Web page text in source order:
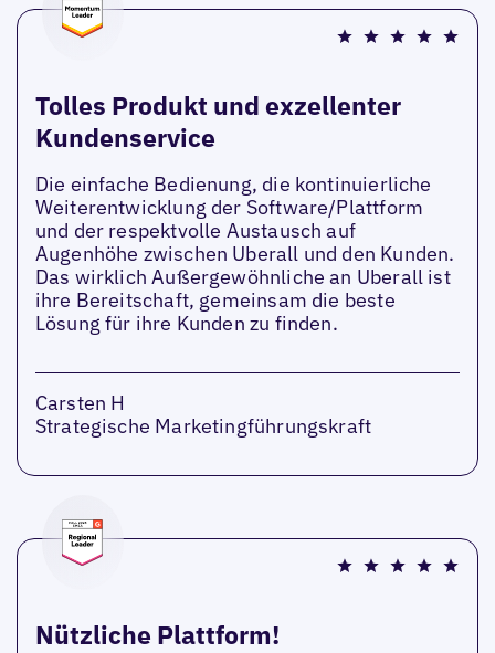
Tolles Produkt und exzellenter
Kundenservice
Die einfache Bedienung, die kontinuierliche
Weiterentwicklung der Software/Plattform
und der respektvolle Austausch auf
Augenhöhe zwischen Uberall und den Kunden.
Das wirklich Außergewöhnliche an Uberall ist
ihre Bereitschaft, gemeinsam die beste
Lösung für ihre Kunden zu finden.
Carsten H
Strategische Marketingführungskraft
Nützliche Plattform!